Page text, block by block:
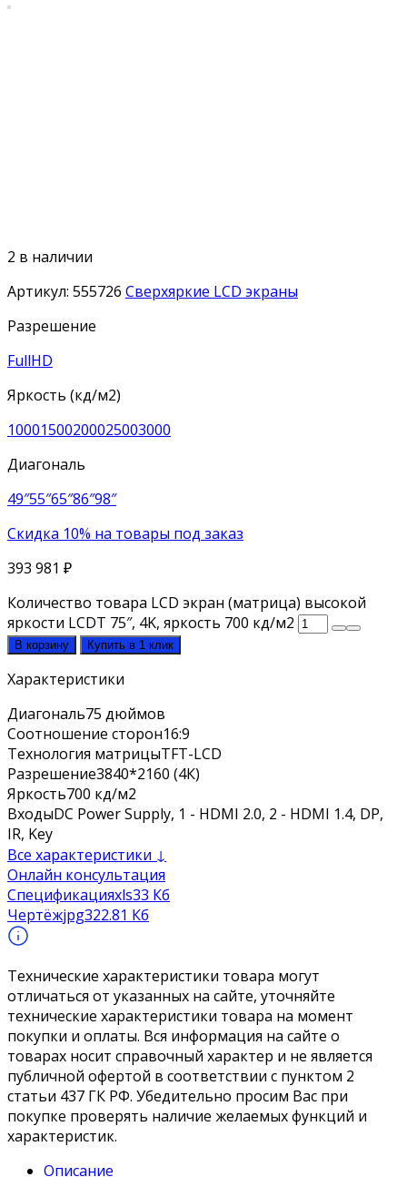
2 в наличии
Артикул: 555726 Сверхяркие LCD экраны
Разрешение
FullHD
Яркость (кд/м2)
10001500200025003000
Диагональ
49″55″65″86″98″
Скидка 10% на товары под заказ
393 981 ₽
Количество товара LCD экран (матрица) высокой
яркости LCDT 75″, 4K, яркость 700 кд/м2
В корзину Купить в 1 клик
Характеристики
Диагональ75 дюймов
Соотношение сторон16:9
Технология матрицыTFT-LCD
Разрешение3840*2160 (4К)
Яркость700 кд/м2
ВходыDC Power Supply, 1 - HDMI 2.0, 2 - HDMI 1.4, DP,
IR, Key
Все характеристики ↓
Онлайн консультация
Спецификацияxls33 Кб
Чертёжjpg322.81 Кб
Технические характеристики товара могут
отличаться от указанных на сайте, уточняйте
технические характеристики товара на момент
покупки и оплаты. Вся информация на сайте о
товарах носит справочный характер и не является
публичной офертой в соответствии с пунктом 2
статьи 437 ГК РФ. Убедительно просим Вас при
покупке проверять наличие желаемых функций и
характеристик.
Описание